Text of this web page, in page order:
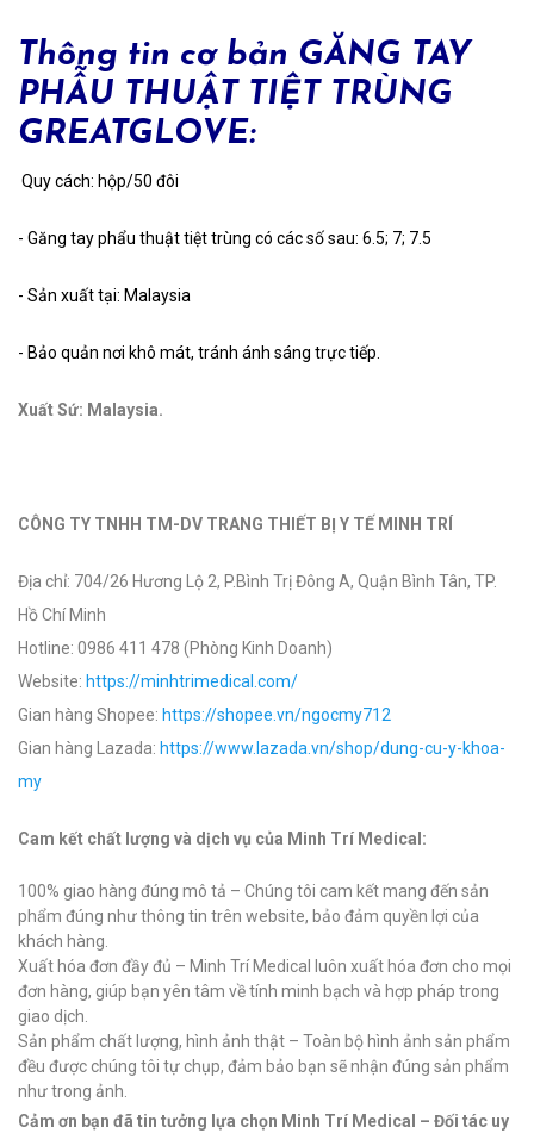
Thông tin cơ bản GĂNG TAY
PHẪU THUẬT TIỆT TRÙNG
GREATGLOVE:
Quy cách: hộp/50 đôi
- Găng tay phẩu thuật tiệt trùng có các số sau: 6.5; 7; 7.5
- Sản xuất tại: Malaysia
- Bảo quản nơi khô mát, tránh ánh sáng trực tiếp.
Xuất Sứ: Malaysia.
CÔNG TY TNHH TM-DV TRANG THIẾT BỊ Y TẾ MINH TRÍ
Địa chỉ: 704/26 Hương Lộ 2, P.Bình Trị Đông A, Quận Bình Tân, TP.
Hồ Chí Minh
Hotline: 0986 411 478 (Phòng Kinh Doanh)
Website: https://minhtrimedical.com/
Gian hàng Shopee: https://shopee.vn/ngocmy712
Gian hàng Lazada: https://www.lazada.vn/shop/dung-cu-y-khoa-
my
Cam kết chất lượng và dịch vụ của Minh Trí Medical:
100% giao hàng đúng mô tả – Chúng tôi cam kết mang đến sản
phẩm đúng như thông tin trên website, bảo đảm quyền lợi của
khách hàng.
Xuất hóa đơn đầy đủ – Minh Trí Medical luôn xuất hóa đơn cho mọi
đơn hàng, giúp bạn yên tâm về tính minh bạch và hợp pháp trong
giao dịch.
Sản phẩm chất lượng, hình ảnh thật – Toàn bộ hình ảnh sản phẩm
đều được chúng tôi tự chụp, đảm bảo bạn sẽ nhận đúng sản phẩm
như trong ảnh.
Cảm ơn bạn đã tin tưởng lựa chọn Minh Trí Medical – Đối tác uy